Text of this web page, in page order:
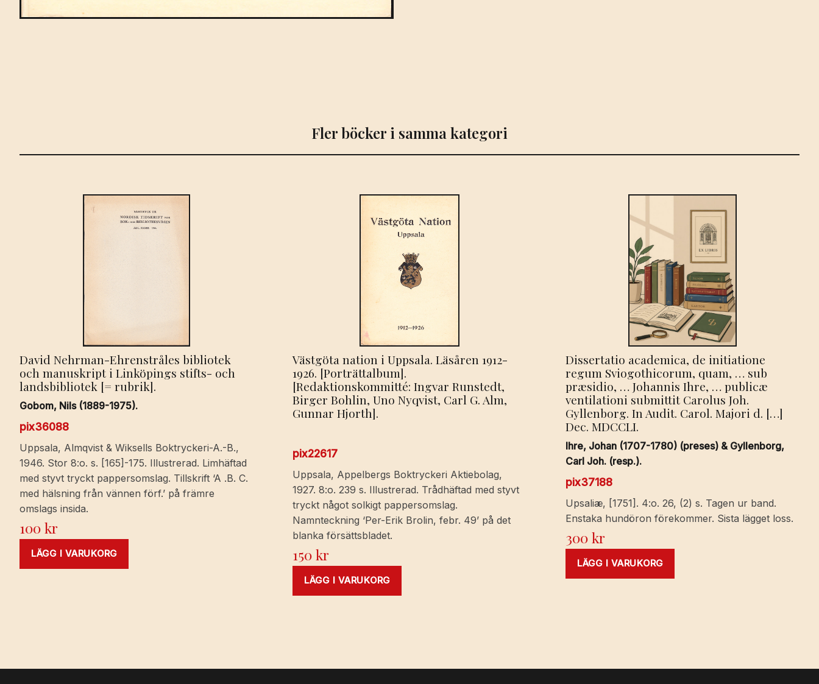
Fler böcker i samma kategori
David Nehrman-Ehrenstråles bibliotek
och manuskript i Linköpings stifts- och
landsbibliotek [= rubrik].
Gobom, Nils (1889-1975).
pix36088
Uppsala, Almqvist & Wiksells Boktryckeri-A.-B.,
1946. Stor 8:o. s. [165]-175. Illustrerad. Limhäftad
med styvt tryckt pappersomslag. Tillskrift ‘A .B. C.
med hälsning från vännen förf.’ på främre
omslags insida.
100kr
LÄGG I VARUKORG
Västgöta nation i Uppsala. Läsåren 1912-
1926. [Porträttalbum].
[Redaktionskommitté: Ingvar Runstedt,
Birger Bohlin, Uno Nyqvist, Carl G. Alm,
Gunnar Hjorth].
pix22617
Uppsala, Appelbergs Boktryckeri Aktiebolag,
1927. 8:o. 239 s. Illustrerad. Trådhäftad med styvt
tryckt något solkigt pappersomslag.
Namnteckning ‘Per-Erik Brolin, febr. 49’ på det
blanka försättsbladet.
150kr
LÄGG I VARUKORG
Dissertatio academica, de initiatione
regum Sviogothicorum, quam, … sub
præsidio, … Johannis Ihre, … publicæ
ventilationi submittit Carolus Joh.
Gyllenborg. In Audit. Carol. Majori d. […]
Dec. MDCCLI.
Ihre, Johan (1707-1780) (preses) & Gyllenborg,
Carl Joh. (resp.).
pix37188
Upsaliæ, [1751]. 4:o. 26, (2) s. Tagen ur band.
Enstaka hundöron förekommer. Sista lägget loss.
300kr
LÄGG I VARUKORG